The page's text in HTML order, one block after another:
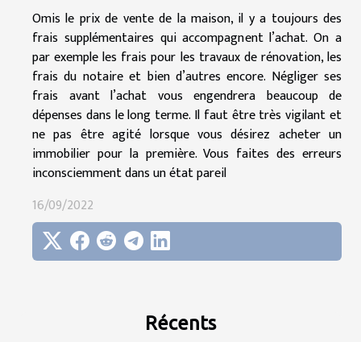
Récents
Omis le prix de vente de la maison, il y a toujours des
frais supplémentaires qui accompagnent l’achat. On a
par exemple les frais pour les travaux de rénovation, les
frais du notaire et bien d’autres encore. Négliger ses
frais avant l’achat vous engendrera beaucoup de
dépenses dans le long terme. Il faut être très vigilant et
ne pas être agité lorsque vous désirez acheter un
immobilier pour la première. Vous faites des erreurs
inconsciemment dans un état pareil
16/09/2022